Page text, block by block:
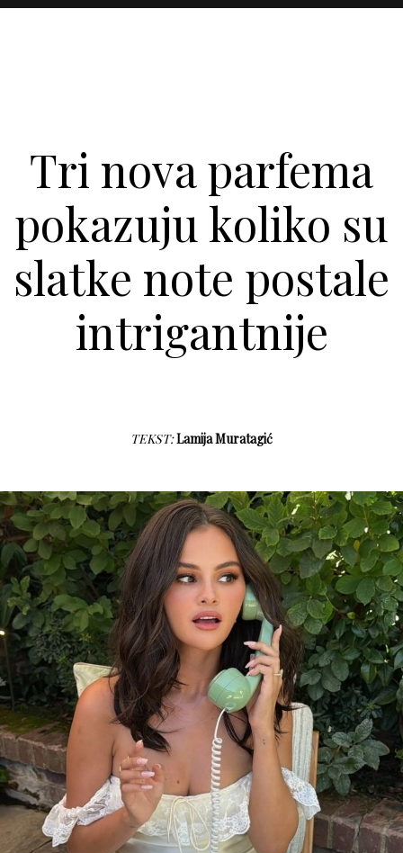
Tri nova parfema
pokazuju koliko su
slatke note postale
intrigantnije
TEKST:Lamija Muratagić